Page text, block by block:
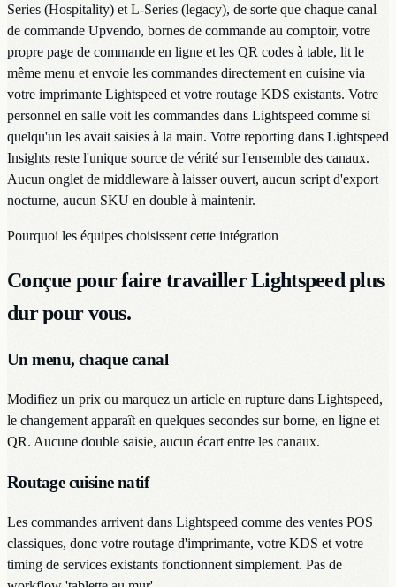
Series (Hospitality) et L-Series (legacy), de sorte que chaque canal
de commande Upvendo, bornes de commande au comptoir, votre
propre page de commande en ligne et les QR codes à table, lit le
même menu et envoie les commandes directement en cuisine via
votre imprimante Lightspeed et votre routage KDS existants. Votre
personnel en salle voit les commandes dans Lightspeed comme si
quelqu'un les avait saisies à la main. Votre reporting dans Lightspeed
Insights reste l'unique source de vérité sur l'ensemble des canaux.
Aucun onglet de middleware à laisser ouvert, aucun script d'export
nocturne, aucun SKU en double à maintenir.
Pourquoi les équipes choisissent cette intégration
Conçue pour faire travailler Lightspeed plus
dur pour vous.
Un menu, chaque canal
Modifiez un prix ou marquez un article en rupture dans Lightspeed,
le changement apparaît en quelques secondes sur borne, en ligne et
QR. Aucune double saisie, aucun écart entre les canaux.
Routage cuisine natif
Les commandes arrivent dans Lightspeed comme des ventes POS
classiques, donc votre routage d'imprimante, votre KDS et votre
timing de services existants fonctionnent simplement. Pas de